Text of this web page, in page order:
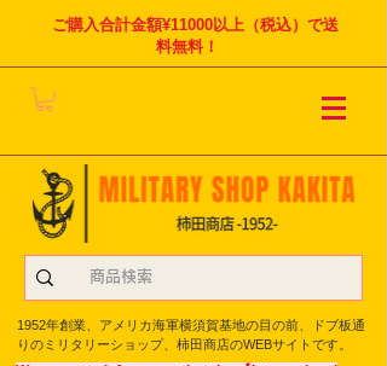
ご購入合計金額¥11000以上（税込）で送
料無料！
1952年創業、アメリカ海軍横須賀基地の目の前、ドブ板通
りのミリタリーショップ、柿田商店のWEBサイトです。